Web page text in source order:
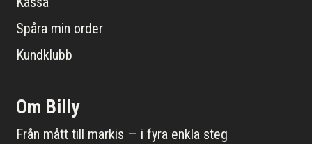
Spåra min order
Kundklubb
Om Billy
Från mått till markis — i fyra enkla steg